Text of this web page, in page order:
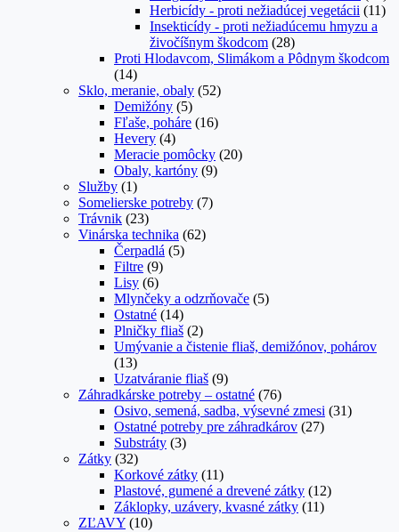
Herbicídy - proti nežiadúcej vegetácii (11)
Insekticídy - proti nežiadúcemu hmyzu a
živočíšnym škodcom (28)
Proti Hlodavcom, Slimákom a Pôdnym škodcom
(14)
Sklo, meranie, obaly (52)
Demižóny (5)
Fľaše, poháre (16)
Hevery (4)
Meracie pomôcky (20)
Obaly, kartóny (9)
Služby (1)
Somelierske potreby (7)
Trávnik (23)
Vinárska technika (62)
Čerpadlá (5)
Filtre (9)
Lisy (6)
Mlynčeky a odzrňovače (5)
Ostatné (14)
Plničky fliaš (2)
Umývanie a čistenie fliaš, demižónov, pohárov
(13)
Uzatváranie fliaš (9)
Záhradkárske potreby – ostatné (76)
Osivo, semená, sadba, výsevné zmesi (31)
Ostatné potreby pre záhradkárov (27)
Substráty (3)
Zátky (32)
Korkové zátky (11)
Plastové, gumené a drevené zátky (12)
Záklopky, uzávery, kvasné zátky (11)
ZĽAVY (10)